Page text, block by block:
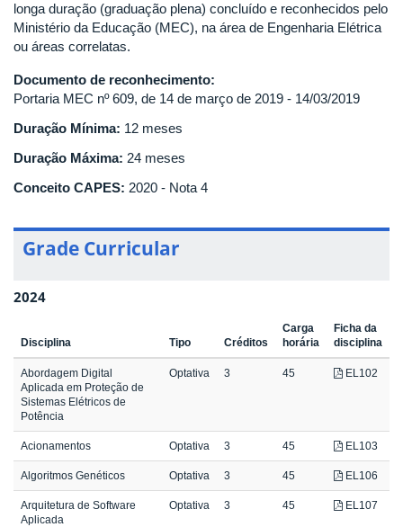
longa duração (graduação plena) concluído e reconhecidos pelo
Ministério da Educação (MEC), na área de Engenharia Elétrica
ou áreas correlatas.
Documento de reconhecimento:
Portaria MEC nº 609, de 14 de março de 2019 - 14/03/2019
Duração Mínima: 12 meses
Duração Máxima: 24 meses
Conceito CAPES: 2020 - Nota 4
Grade Curricular
2024
Disciplina Tipo Créditos
Carga
horária
Ficha da
disciplina
Abordagem Digital
Aplicada em Proteção de
Sistemas Elétricos de
Potência
Optativa 3 45 EL102
Acionamentos Optativa 3 45 EL103
Algoritmos Genéticos Optativa 3 45 EL106
Arquitetura de Software
Aplicada
Optativa 3 45 EL107